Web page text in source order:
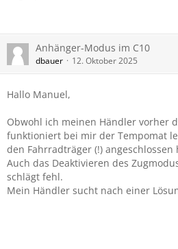
Anhänger-Modus im C10
dbauer 12. Oktober 2025
Hallo Manuel,
Obwohl ich meinen Händler vorher
funktioniert bei mir der Tempomat
den Fahrradträger (!) angeschlossen
Auch das Deaktivieren des
schlägt fehl.
Mein Händler sucht nach einer